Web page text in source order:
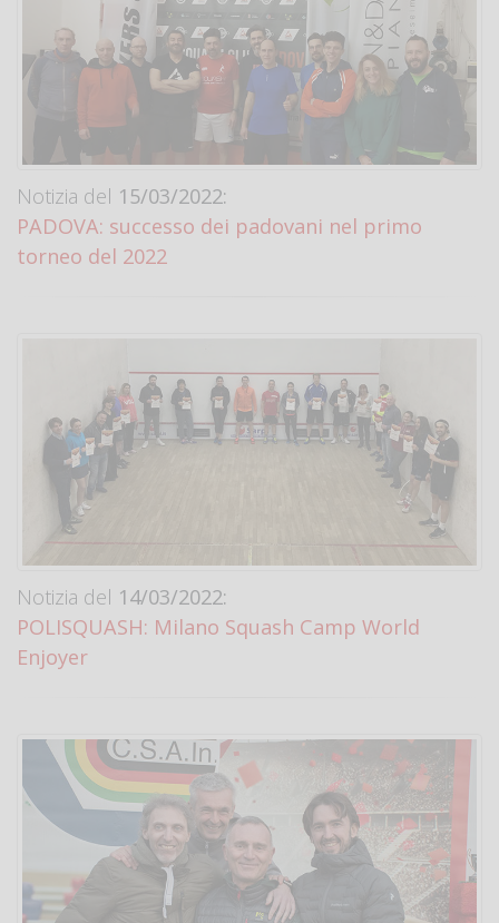
Notizia del 15/03/2022:
PADOVA: successo dei padovani nel primo
torneo del 2022
Notizia del 14/03/2022:
POLISQUASH: Milano Squash Camp World
Enjoyer